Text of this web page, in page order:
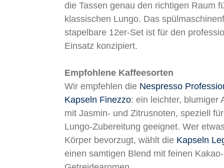
die Tassen genau den richtigen Raum
klassischen Lungo. Das
stapelbare 12er-Set ist für den
Einsatz konzipiert.
Empfohlene Kaffeesorten
Wir empfehlen die Nespresso
Kapseln Finezzo: ein leichter, blumiger
mit Jasmin- und Zitrusnoten, speziell
Lungo-Zubereitung geeignet. Wer
Körper bevorzugt, wählt die Kapseln
einen samtigen Blend mit feinen